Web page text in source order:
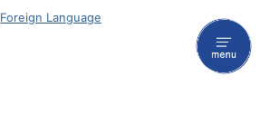
Foreign Language